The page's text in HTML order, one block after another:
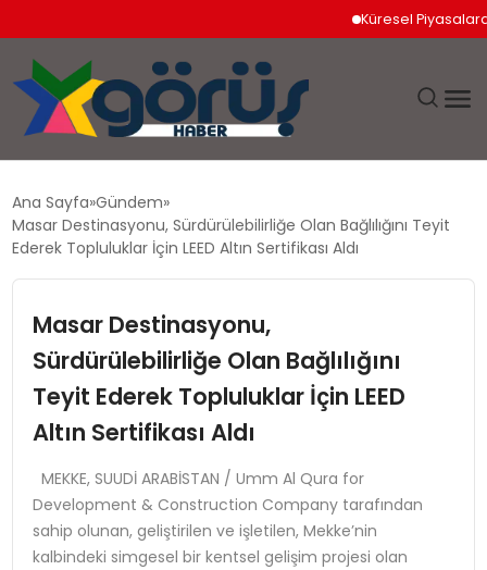
Küresel Piyasalarda
EKONOMI
MAGAZIN
SAĞLIK
SPOR
TEKNOLOJI
Ana Sayfa Gündem
Masar Destinasyonu, Sürdürülebilirliğe Olan Bağlılığını Teyit
Ederek Topluluklar İçin LEED Altın Sertifikası Aldı
Masar Destinasyonu,
Sürdürülebilirliğe Olan Bağlılığını
Teyit Ederek Topluluklar İçin LEED
Altın Sertifikası Aldı
MEKKE, SUUDİ ARABİSTAN / Umm Al Qura for
Development & Construction Company tarafından
sahip olunan, geliştirilen ve işletilen, Mekke’nin
kalbindeki simgesel bir kentsel gelişim projesi olan